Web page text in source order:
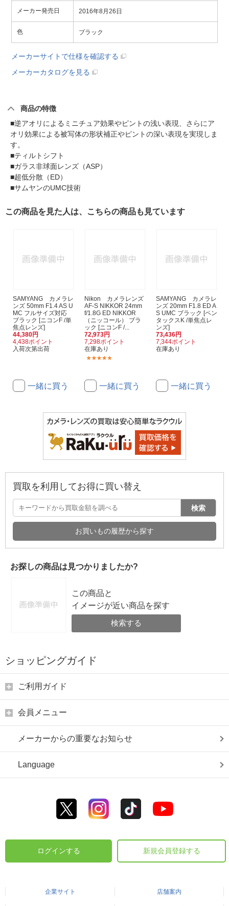
メーカー発売日 2016年8月26日
色 ブラック
メーカーサイトで仕様を確認する
メーカーカタログを見る
商品の特徴
■逆アオリによるミニチュア効果やピントの浅い表現、さらにア
オリ効果による被写体の形状補正やピントの深い表現を実現しま
す。
■ティルトシフト
■ガラス非球面レンズ（ASP）
■超低分散（ED）
■サムヤンのUMC技術
この商品を見た人は、こちらの商品も見ています
SAMYANG カメラレ
ンズ 50mm F1.4 AS U
MC フルサイズ対応
ブラック [ニコンF /単
焦点レンズ]
44,380円
4,438ポイント
入荷次第出荷
一緒に買う
Nikon カメラレンズ
AF-S NIKKOR 24mm
f/1.8G ED NIKKOR
（ニッコール） ブラ
ック [ニコンF /...
72,973円
7,298ポイント
在庫あり
一緒に買う
SAMYANG カメラレ
ンズ 20mm F1.8 ED A
S UMC ブラック [ペン
タックスK /単焦点レ
ンズ]
73,436円
7,344ポイント
在庫あり
一緒に買う
買取を利用してお得に買い替え
検索
お買いもの履歴から探す
お探しの商品は見つかりましたか?
この商品と
イメージが近い商品を探す
検索する
ショッピングガイド
ご利用ガイド
会員メニュー
メーカーからの重要なお知らせ
Language
ログインする 新規会員登録する
企業サイト 店舗案内